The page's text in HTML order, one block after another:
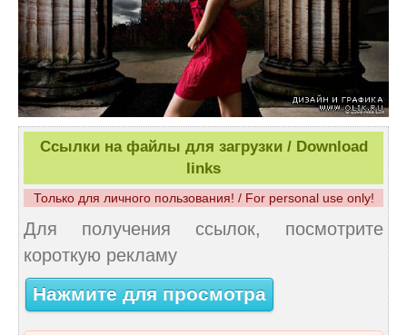
Ссылки на файлы для загрузки / Download
links
Только для личного пользования! / For personal use only!
Для получения ссылок, посмотрите
короткую рекламу
Нажмите для просмотра